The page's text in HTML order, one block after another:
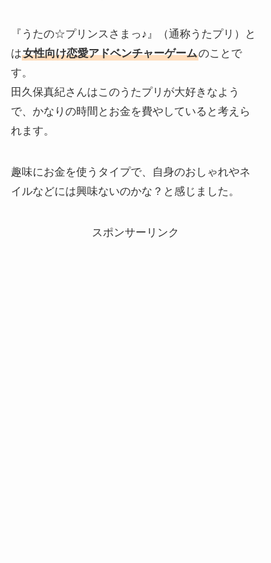
『うたの☆プリンスさまっ♪』（通称うたプリ）と
は女性向け恋愛アドベンチャーゲームのことで
す。
田久保真紀さんはこのうたプリが大好きなよう
で、かなりの時間とお金を費やしていると考えら
れます。
趣味にお金を使うタイプで、自身のおしゃれやネ
イルなどには興味ないのかな？と感じました。
スポンサーリンク